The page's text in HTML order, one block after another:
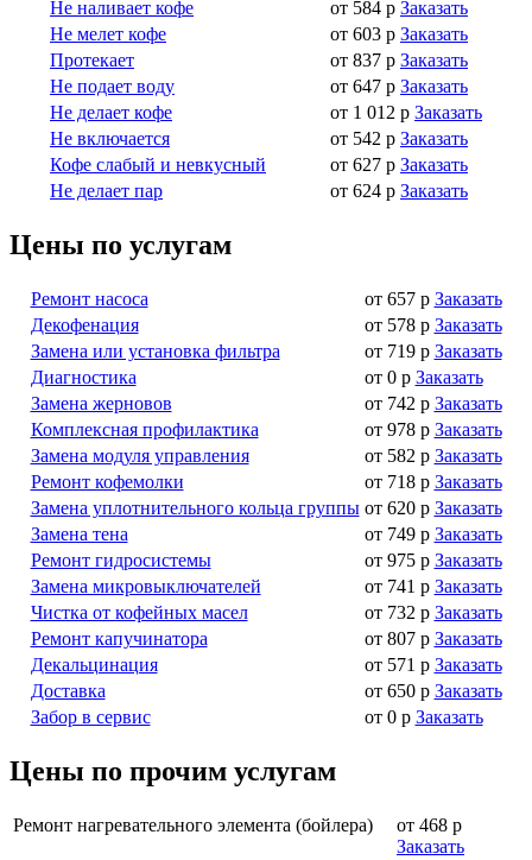
Не наливает кофе от 584 р Заказать
Не мелет кофе
от 603 р Заказать
Протекает
от 837 р Заказать
Не подает воду
от 647 р Заказать
Не делает кофе
от 1 012 р Заказать
Не включается
от 542 р Заказать
Кофе слабый и невкусный
от 627 р Заказать
Не делает пар
от 624 р Заказать
Цены по услугам
Ремонт насоса от 657 р Заказать
Декофенация
от 578 р Заказать
Замена или установка фильтра
от 719 р Заказать
Диагностика
от 0 р Заказать
Замена жерновов
от 742 р Заказать
Комплексная профилактика
от 978 р Заказать
Замена модуля управления
от 582 р Заказать
Ремонт кофемолки
от 718 р Заказать
Замена уплотнительного кольца группы от 620 р Заказать
Замена тена
от 749 р Заказать
Ремонт гидросистемы
от 975 р Заказать
Замена микровыключателей
от 741 р Заказать
Чистка от кофейных масел
от 732 р Заказать
Ремонт капучинатора
от 807 р Заказать
Декальцинация
от 571 р Заказать
Доставка
от 650 р Заказать
Забор в сервис
от 0 р Заказать
Цены по прочим услугам
Ремонт нагревательного элемента (бойлера)
от 468 р
Заказать